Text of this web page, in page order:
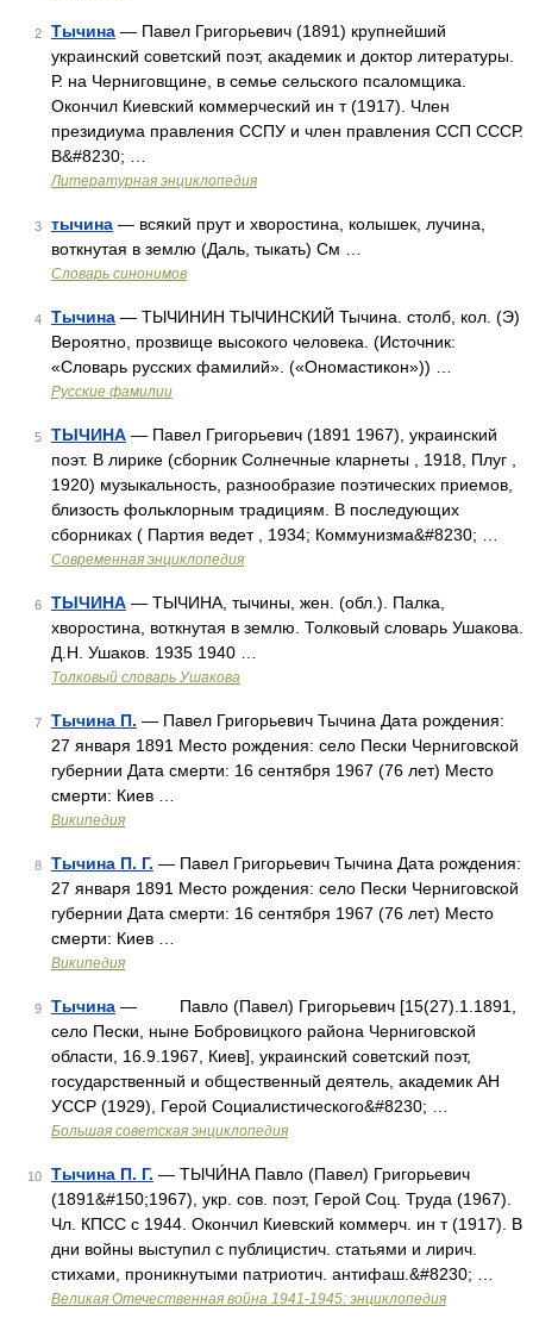
2 Тычина — Павел Григорьевич (1891) крупнейший
украинский советский поэт, академик и доктор литературы.
Р. на Черниговщине, в семье сельского псаломщика.
Окончил Киевский коммерческий ин т (1917). Член
президиума правления ССПУ и член правления ССП СССР.
В&#8230; …
Литературная энциклопедия
3 тычина — всякий прут и хворостина, колышек, лучина,
воткнутая в землю (Даль, тыкать) См …
Словарь синонимов
4 Тычина — ТЫЧИНИН ТЫЧИНСКИЙ Тычина. столб, кол. (Э)
Вероятно, прозвище высокого человека. (Источник:
«Словарь русских фамилий». («Ономастикон»)) …
Русские фамилии
5 ТЫЧИНА — Павел Григорьевич (1891 1967), украинский
поэт. В лирике (сборник Солнечные кларнеты , 1918, Плуг ,
1920) музыкальность, разнообразие поэтических приемов,
близость фольклорным традициям. В последующих
сборниках ( Партия ведет , 1934; Коммунизма&#8230; …
Современная энциклопедия
6 ТЫЧИНА — ТЫЧИНА, тычины, жен. (обл.). Палка,
хворостина, воткнутая в землю. Толковый словарь Ушакова.
Д.Н. Ушаков. 1935 1940 …
Толковый словарь Ушакова
7 Тычина П. — Павел Григорьевич Тычина Дата рождения:
27 января 1891 Место рождения: село Пески Черниговской
губернии Дата смерти: 16 сентября 1967 (76 лет) Место
смерти: Киев …
Википедия
8 Тычина П. Г. — Павел Григорьевич Тычина Дата рождения:
27 января 1891 Место рождения: село Пески Черниговской
губернии Дата смерти: 16 сентября 1967 (76 лет) Место
смерти: Киев …
Википедия
9 Тычина — Павло (Павел) Григорьевич [15(27).1.1891,
село Пески, ныне Бобровицкого района Черниговской
области, 16.9.1967, Киев], украинский советский поэт,
государственный и общественный деятель, академик АН
УССР (1929), Герой Социалистического&#8230; …
Большая советская энциклопедия
10 Тычина П. Г. — ТЫЧИ́НА Павло (Павел) Григорьевич
(1891&#150;1967), укр. сов. поэт, Герой Соц. Труда (1967).
Чл. КПСС с 1944. Окончил Киевский коммерч. ин т (1917). В
дни войны выступил с публицистич. статьями и лирич.
стихами, проникнутыми патриотич. антифаш.&#8230; …
Великая Отечественная война 1941-1945: энциклопедия